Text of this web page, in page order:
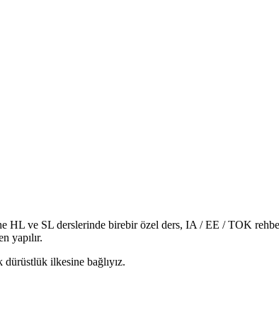
HL ve SL derslerinde birebir özel ders, IA / EE / TOK
yapılır.
ilkesine bağlıyız.